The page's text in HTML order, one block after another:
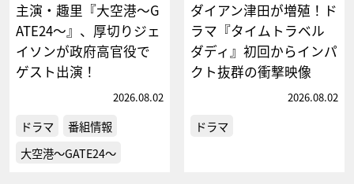
主演・趣里『大空港～G
ATE24～』、厚切りジェ
イソンが政府高官役で
ゲスト出演！
2026.08.02
ドラマ
番組情報
大空港～GATE24～
ダイアン津田が増殖！ド
ラマ『タイムトラベル
ダディ』初回からインパ
クト抜群の衝撃映像
2026.08.02
ドラマ